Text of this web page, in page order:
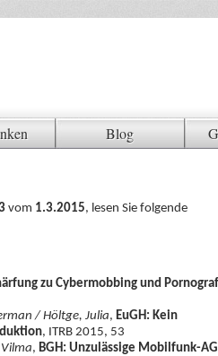
Blog
vom 1.3.2015, lesen Sie folgende
zu Cybermobbing und
/ Höltge, Julia, EuGH: Kein
, ITRB 2015, 53
, BGH: Unzulässige Mobilfunk-